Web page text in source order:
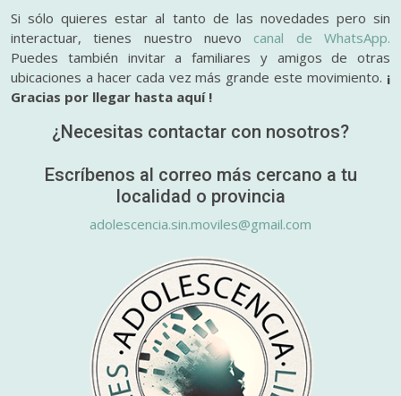
Si sólo quieres estar al tanto de las novedades pero sin
interactuar, tienes nuestro nuevo canal de WhatsApp.
Puedes también invitar a familiares y amigos de otras
ubicaciones a hacer cada vez más grande este movimiento. ¡
Gracias por llegar hasta aquí !
¿Necesitas contactar con nosotros?
Escríbenos al correo más cercano a tu
localidad o provincia
adolescencia.sin.moviles@gmail.com